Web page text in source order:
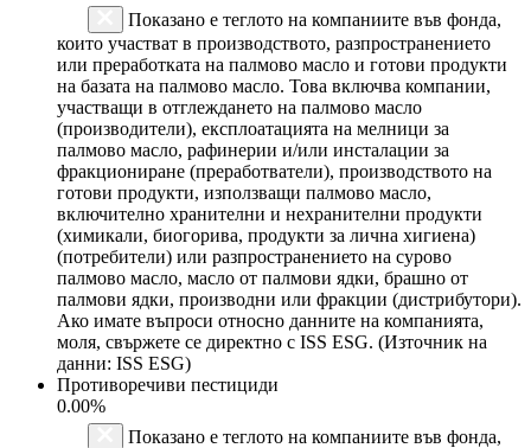
Показано е теглото на компаниите във фонда,
които участват в производството, разпространението
или преработката на палмово масло и готови продукти
на базата на палмово масло. Това включва компании,
участващи в отглеждането на палмово масло
(производители), експлоатацията на мелници за
палмово масло, рафинерии и/или инсталации за
фракциониране (преработватели), производството на
готови продукти, използващи палмово масло,
включително хранителни и нехранителни продукти
(химикали, биогорива, продукти за лична хигиена)
(потребители) или разпространението на сурово
палмово масло, масло от палмови ядки, брашно от
палмови ядки, производни или фракции (дистрибутори).
Ако имате въпроси относно данните на компанията,
моля, свържете се директно с ISS ESG. (Източник на
данни: ISS ESG)
Противоречиви пестициди
0.00%
Показано е теглото на компаниите във фонда,